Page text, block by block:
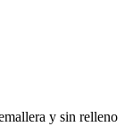
y sin relleno